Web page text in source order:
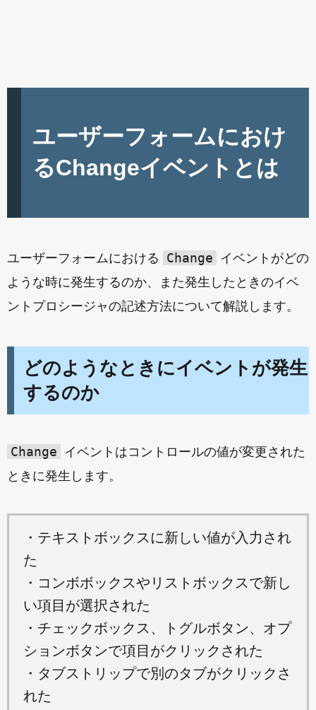
ユーザーフォームにおけ
るChangeイベントとは
ユーザーフォームにおける Change
イベントがどの
ような時に発生するのか、また発生したときのイベ
ントプロシージャの記述方法について解説します。
どのようなときにイベントが発生
するのか
Change
イベントはコントロールの値が変更された
ときに発生します。
・テキストボックスに新しい値が入力され
た
・コンボボックスやリストボックスで新し
い項目が選択された
・チェックボックス、トグルボタン、オプ
ションボタンで項目がクリックされた
・タブストリップで別のタブがクリックさ
れた